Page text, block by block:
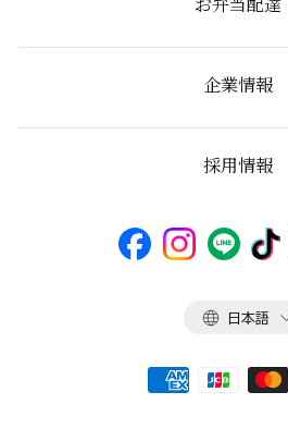
企業情報
採用情報
言
日本語